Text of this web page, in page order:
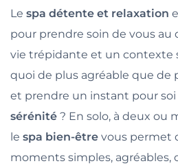
Le spa détente et relaxation
pour prendre soin de vous au
vie trépidante et un contexte
quoi de plus agréable que de
et prendre un instant pour soi
sérénité ? En solo, à deux ou
le spa bien-être vous permet
moments simples, agréables,